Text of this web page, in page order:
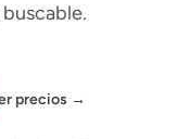
precios →